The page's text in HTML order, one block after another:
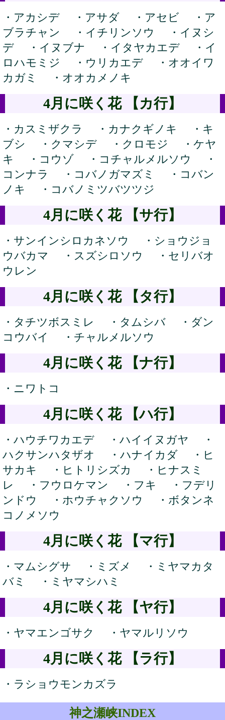
・アカシデ ・アサダ ・アセビ ・ア
ブラチャン ・イチリンソウ ・イヌシ
デ ・イヌブナ ・イタヤカエデ ・イ
ロハモミジ ・ウリカエデ ・オオイワ
カガミ ・オオカメノキ
4月に咲く花 【カ行】
・カスミザクラ ・カナクギノキ ・キ
ブシ ・クマシデ ・クロモジ ・ケヤ
キ ・コウゾ ・コチャルメルソウ ・
コンナラ ・コバノガマズミ ・コバン
ノキ ・コバノミツバツツジ
4月に咲く花 【サ行】
・サンインシロカネソウ ・ショウジョ
ウバカマ ・スズシロソウ ・セリバオ
ウレン
4月に咲く花 【タ行】
・タチツボスミレ ・タムシバ ・ダン
コウバイ ・チャルメルソウ
4月に咲く花 【ナ行】
・ニワトコ
4月に咲く花 【ハ行】
・ハウチワカエデ ・ハイイヌガヤ ・
ハクサンハタザオ ・ハナイカダ ・ヒ
サカキ ・ヒトリシズカ ・ヒナスミ
レ ・フウロケマン ・フキ ・フデリ
ンドウ ・ホウチャクソウ ・ボタンネ
コノメソウ
4月に咲く花 【マ行】
・マムシグサ ・ミズメ ・ミヤマカタ
バミ ・ミヤマシハミ
4月に咲く花 【ヤ行】
・ヤマエンゴサク ・ヤマルリソウ
4月に咲く花 【ラ行】
・ラショウモンカズラ
神之瀬峡INDEX